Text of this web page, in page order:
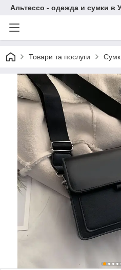
Альтессо - одежда и сумки в
Товари та послуги